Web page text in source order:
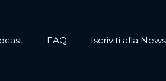
FAQ Iscriviti alla